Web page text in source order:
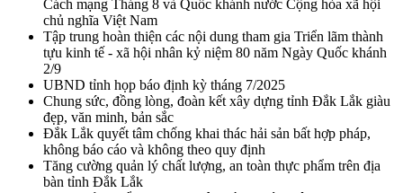
Cách mạng Tháng 8 và Quốc khánh nước Cộng hòa xã hội
chủ nghĩa Việt Nam
Tập trung hoàn thiện các nội dung tham gia Triển lãm thành
tựu kinh tế - xã hội nhân kỷ niệm 80 năm Ngày Quốc khánh
2/9
UBND tỉnh họp báo định kỳ tháng 7/2025
Chung sức, đồng lòng, đoàn kết xây dựng tỉnh Đắk Lắk giàu
đẹp, văn minh, bản sắc
Đắk Lắk quyết tâm chống khai thác hải sản bất hợp pháp,
không báo cáo và không theo quy định
Tăng cường quản lý chất lượng, an toàn thực phẩm trên địa
bàn tỉnh Đắk Lắk